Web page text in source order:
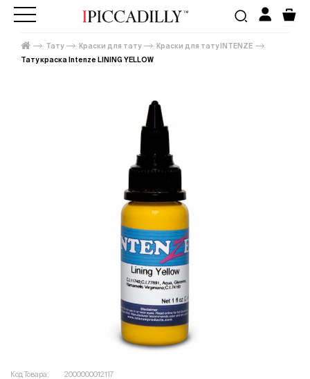
Тату Краски для тату
Краски для тату INTENZE
Тату краска Intenze LINING YELLOW
Код Товара: 2000000012117